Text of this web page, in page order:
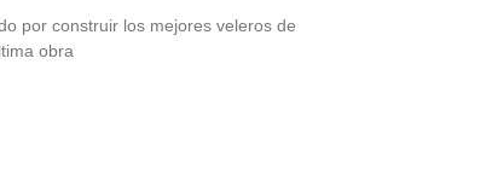
por construir los mejores veleros de
obra